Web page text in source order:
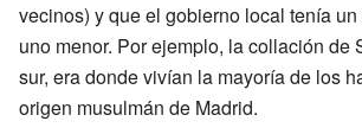
vecinos) y que el gobierno local tenía
uno menor. Por ejemplo, la collación de
sur, era donde vivían la mayoría de los
origen musulmán de Madrid.